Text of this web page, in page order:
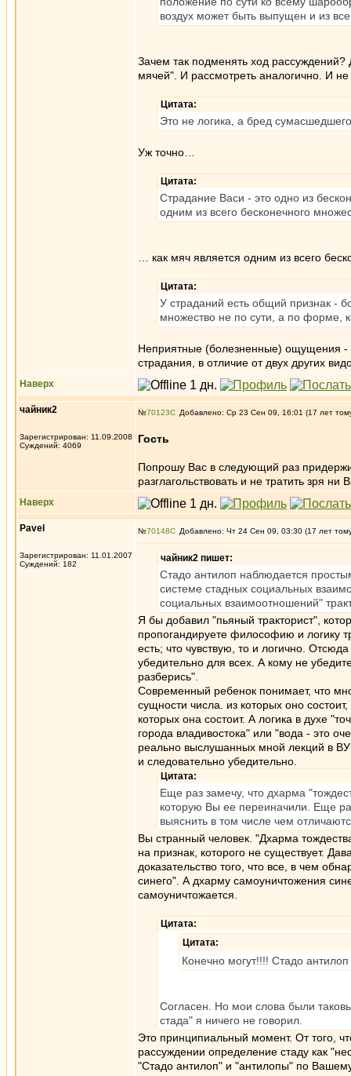
воздух может быть выпущен и из
Зачем так подменять ход
мячей". И рассмотреть аналогично. И
Цитата:
Это не логика, а бред
Уж точно…
Цитата:
Страдание Васи - это одно из
одним из всего бесконечного
… как мяч является одним из всего
Цитата:
У страданий есть общий признак -
множество не по сути, а по форме,
Неприятные (болезненные) ощущения -
страдания, в отличие от двух других
Наверх
чайник2
Зарегистрирован: 11.09.2008
Суждений: 4069
№70123 Добавлено: Ср 23 Сен 09, 16:01 (17 лет
Гость
Попрошу Вас в следующий раз
разглагольствовать и не тратить зря
Наверх
Pavel
Зарегистрирован: 11.01.2007
Суждений: 182
№70148 Добавлено: Чт 24 Сен 09, 03:30 (17 лет
чайник2 пишет:
Стадо антилоп наблюдается
системе стадных социальных
социальных взаимоотношений"
Я бы добавил "пьяный тракторист",
пропогандируете философию и логику
есть; что чувствую, то и логично.
убедительно для всех. А кому не
разберись".
Современный ребенок понимает, что
сущности числа. из которых оно
которых она состоит. А логика в духе
города владивостока" или "вода - это
реально выслушанных мной лекций в
и следовательно убедительно.
Цитата:
Еще раз замечу, что дхарма
которую Вы ее переиначили. Еще
выяснить в том числе чем
Вы странный человек. "Дхарма
на признак, которого не существует.
доказательство того, что все, в чем
синего". А дхарму самоуничтожения
самоуничтожается.
Цитата:
Цитата:
Конечно могут!!!! Стадо
Согласен. Но мои слова были
стада" я ничего не говорил.
Это принципиальный момент. От того,
рассуждении определение стаду как
"Стадо антилоп" и "антилопы" по